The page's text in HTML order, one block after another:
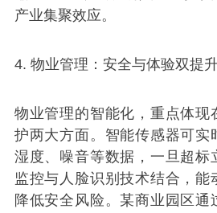
产业集聚效应。
4. 物业管理：安全与体验双提
物业管理的智能化，重点体现
护两大方面。智能传感器可实
湿度、噪音等数据，一旦超标
监控与人脸识别技术结合，能
降低安全风险。某商业园区通